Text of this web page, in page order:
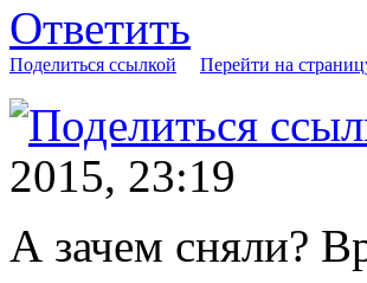
Ответить
Поделиться ссылкой Перейти на
2015, 23:19
А зачем сняли?